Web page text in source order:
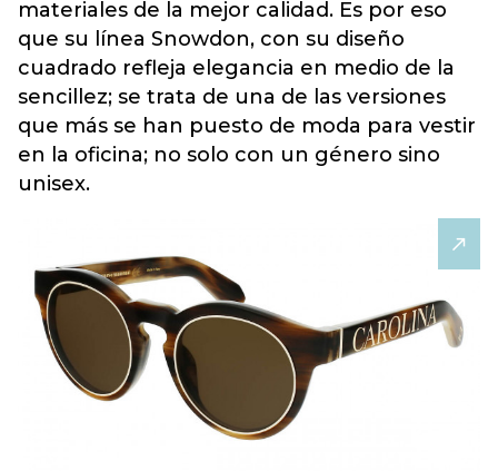
materiales de la mejor calidad. Es por eso
que su línea Snowdon, con su diseño
cuadrado refleja elegancia en medio de la
sencillez; se trata de una de las versiones
que más se han puesto de moda para vestir
en la oficina; no solo con un género sino
unisex.